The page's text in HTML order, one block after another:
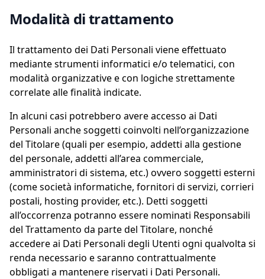
Modalità di trattamento
Il trattamento dei Dati Personali viene effettuato
mediante strumenti informatici e/o telematici, con
modalità organizzative e con logiche strettamente
correlate alle finalità indicate.
In alcuni casi potrebbero avere accesso ai Dati
Personali anche soggetti coinvolti nell’organizzazione
del Titolare (quali per esempio, addetti alla gestione
del personale, addetti all’area commerciale,
amministratori di sistema, etc.) ovvero soggetti esterni
(come società informatiche, fornitori di servizi, corrieri
postali, hosting provider, etc.). Detti soggetti
all’occorrenza potranno essere nominati Responsabili
del Trattamento da parte del Titolare, nonché
accedere ai Dati Personali degli Utenti ogni qualvolta si
renda necessario e saranno contrattualmente
obbligati a mantenere riservati i Dati Personali.